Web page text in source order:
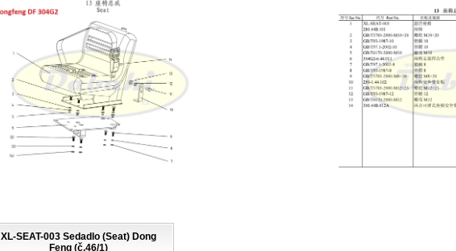
XL-SEAT-003 Sedadlo (Seat) Dong
Feng (č.46/1)